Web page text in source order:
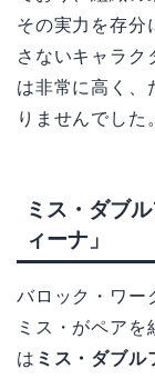
その実力を存分
さないキャラク
は非常に高く、
りませんでした。
ミス・ダブ
ィーナ」
バロック・ワー
ミス・がペア
は ミス・ダブル